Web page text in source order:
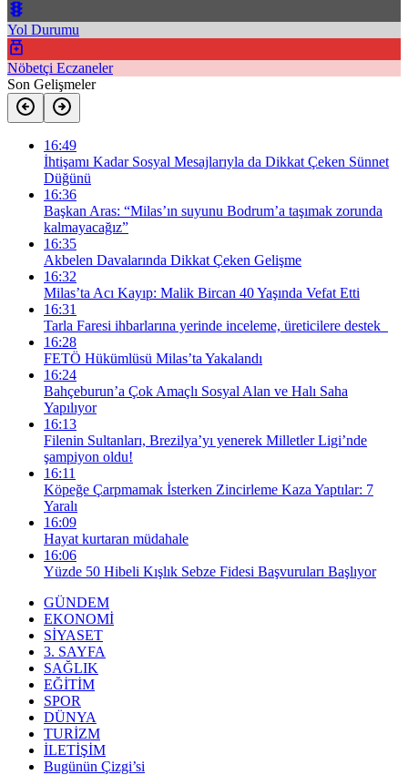
Yol Durumu
Nöbetçi Eczaneler
Son Gelişmeler
16:49
İhtişamı Kadar Sosyal Mesajlarıyla da Dikkat Çeken Sünnet
Düğünü
16:36
Başkan Aras: “Milas’ın suyunu Bodrum’a taşımak zorunda
kalmayacağız”
16:35
Akbelen Davalarında Dikkat Çeken Gelişme
16:32
Milas’ta Acı Kayıp: Malik Bircan 40 Yaşında Vefat Etti
16:31
Tarla Faresi ihbarlarına yerinde inceleme, üreticilere destek
16:28
FETÖ Hükümlüsü Milas’ta Yakalandı
16:24
Bahçeburun’a Çok Amaçlı Sosyal Alan ve Halı Saha
Yapılıyor
16:13
Filenin Sultanları, Brezilya’yı yenerek Milletler Ligi’nde
şampiyon oldu!
16:11
Köpeğe Çarpmamak İsterken Zincirleme Kaza Yaptılar: 7
Yaralı
16:09
Hayat kurtaran müdahale
16:06
Yüzde 50 Hibeli Kışlık Sebze Fidesi Başvuruları Başlıyor
GÜNDEM
EKONOMİ
SİYASET
3. SAYFA
SAĞLIK
EĞİTİM
SPOR
DÜNYA
TURİZM
İLETİŞİM
Bugünün Çizgi’si